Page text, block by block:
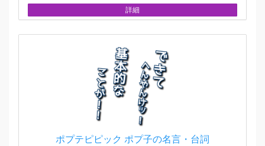
詳細
ポプテピピック ポプ子の名言・台詞